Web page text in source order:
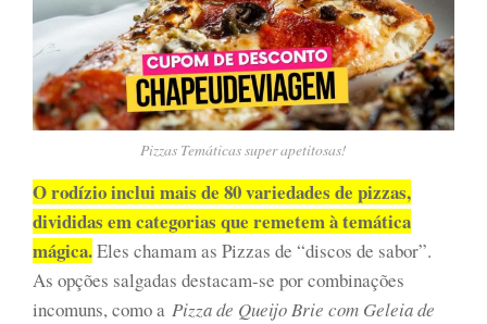
Pizzas Temáticas super apetitosas!
O rodízio inclui mais de 80 variedades de pizzas,
divididas em categorias que remetem à temática
mágica.Eles chamam as Pizzas de “discos de sabor”.
As opções salgadas destacam-se por combinações
incomuns, como a Pizza de Queijo Brie com Geleia de